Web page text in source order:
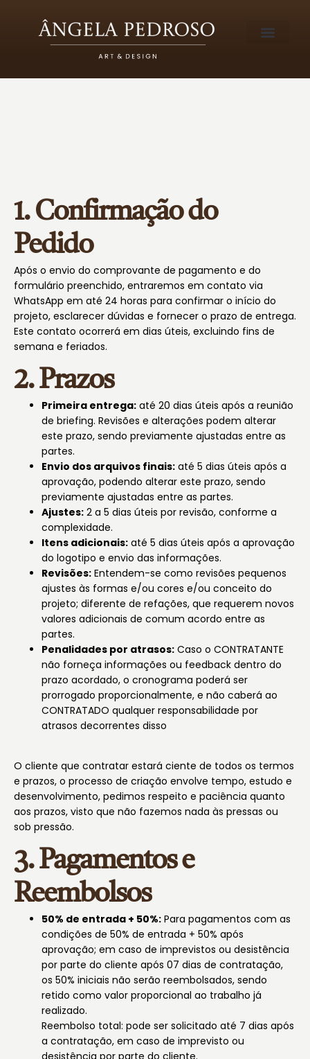
1. Confirmação do
Pedido
Após o envio do comprovante de pagamento e do
formulário preenchido, entraremos em contato via
WhatsApp em até 24 horas para confirmar o início do
projeto, esclarecer dúvidas e fornecer o prazo de entrega.
Este contato ocorrerá em dias úteis, excluindo fins de
semana e feriados.
2. Prazos
Primeira entrega: até 20 dias úteis após a reunião
de briefing. Revisões e alterações podem alterar
este prazo, sendo previamente ajustadas entre as
partes.
Envio dos arquivos finais: até 5 dias úteis após a
aprovação, podendo alterar este prazo, sendo
previamente ajustadas entre as partes.
Ajustes: 2 a 5 dias úteis por revisão, conforme a
complexidade.
Itens adicionais: até 5 dias úteis após a aprovação
do logotipo e envio das informações.
Revisões: Entendem-se como revisões pequenos
ajustes às formas e/ou cores e/ou conceito do
projeto; diferente de refações, que requerem novos
valores adicionais de comum acordo entre as
partes.
Penalidades por atrasos: Caso o CONTRATANTE
não forneça informações ou feedback dentro do
prazo acordado, o cronograma poderá ser
prorrogado proporcionalmente, e não caberá ao
CONTRATADO qualquer responsabilidade por
atrasos decorrentes disso
O cliente que contratar estará ciente de todos os termos
e prazos, o processo de criação envolve tempo, estudo e
desenvolvimento, pedimos respeito e paciência quanto
aos prazos, visto que não fazemos nada às pressas ou
sob pressão.
3. Pagamentos e
Reembolsos
50% de entrada + 50%: Para pagamentos com as
condições de 50% de entrada + 50% após
aprovação; em caso de imprevistos ou desistência
por parte do cliente após 07 dias de contratação,
os 50% iniciais não serão reembolsados, sendo
retido como valor proporcional ao trabalho já
realizado.
Reembolso total: pode ser solicitado até 7 dias após
a contratação, em caso de imprevisto ou
desistência por parte do cliente.